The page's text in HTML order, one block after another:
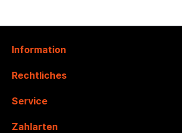
Information
Rechtliches
Service
Zahlarten